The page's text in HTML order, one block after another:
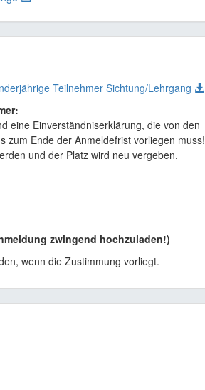
Teilnehmer Sichtung/Lehrgang
eine Einverständniserklärung, die von den
zum Ende der Anmeldefrist vorliegen muss!
und der Platz wird neu vergeben.
zwingend hochzuladen!)
wenn die Zustimmung vorliegt.